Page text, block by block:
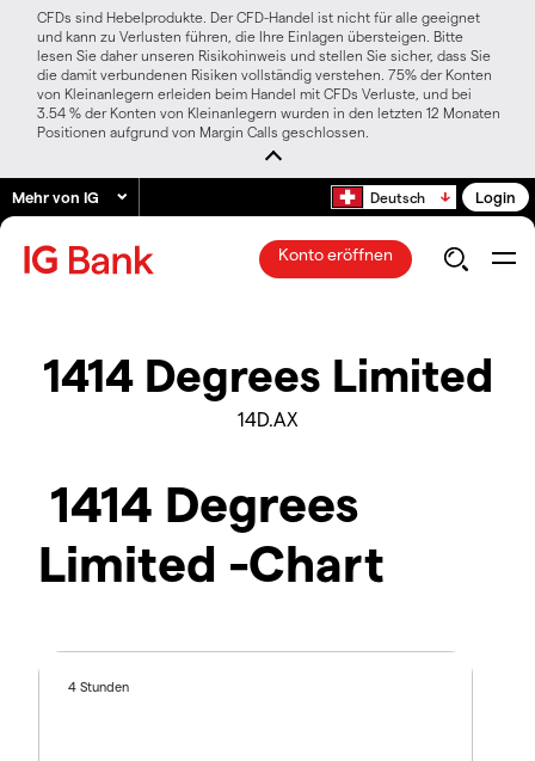
CFDs sind Hebelprodukte. Der CFD-Handel ist nicht für alle geeignet
und kann zu Verlusten führen, die Ihre Einlagen übersteigen. Bitte
lesen Sie daher unseren Risikohinweis und stellen Sie sicher, dass Sie
die damit verbundenen Risiken vollständig verstehen. 75% der Konten
von Kleinanlegern erleiden beim Handel mit CFDs Verluste, und bei
3.54 % der Konten von Kleinanlegern wurden in den letzten 12 Monaten
Positionen aufgrund von Margin Calls geschlossen.
Mehr von IG Deutsch Login
Konto eröffnen
1414 Degrees Limited
14D.AX
1414 Degrees
Limited -Chart
4 Stunden